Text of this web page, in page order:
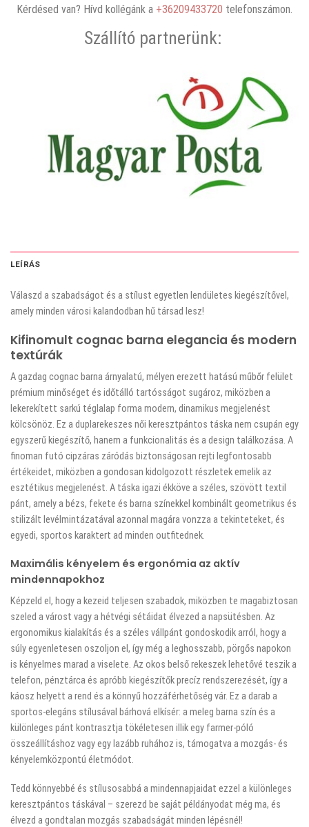
Kérdésed van? Hívd kollégánk a +36209433720 telefonszámon.
Szállító partnerünk:
LEÍRÁS
Válaszd a szabadságot és a stílust egyetlen lendületes kiegészítővel,
amely minden városi kalandodban hű társad lesz!
Kifinomult cognac barna elegancia és modern
textúrák
A gazdag cognac barna árnyalatú, mélyen erezett hatású műbőr felület
prémium minőséget és időtálló tartósságot sugároz, miközben a
lekerekített sarkú téglalap forma modern, dinamikus megjelenést
kölcsönöz. Ez a duplarekeszes női keresztpántos táska nem csupán egy
egyszerű kiegészítő, hanem a funkcionalitás és a design találkozása. A
finoman futó cipzáras záródás biztonságosan rejti legfontosabb
értékeidet, miközben a gondosan kidolgozott részletek emelik az
esztétikus megjelenést. A táska igazi ékköve a széles, szövött textil
pánt, amely a bézs, fekete és barna színekkel kombinált geometrikus és
stilizált levélmintázatával azonnal magára vonzza a tekinteteket, és
egyedi, sportos karaktert ad minden outfitednek.
Maximális kényelem és ergonómia az aktív
mindennapokhoz
Képzeld el, hogy a kezeid teljesen szabadok, miközben te magabiztosan
szeled a várost vagy a hétvégi sétáidat élvezed a napsütésben. Az
ergonomikus kialakítás és a széles vállpánt gondoskodik arról, hogy a
súly egyenletesen oszoljon el, így még a leghosszabb, pörgős napokon
is kényelmes marad a viselete. Az okos belső rekeszek lehetővé teszik a
telefon, pénztárca és apróbb kiegészítők precíz rendszerezését, így a
káosz helyett a rend és a könnyű hozzáférhetőség vár. Ez a darab a
sportos-elegáns stílusával bárhová elkísér: a meleg barna szín és a
különleges pánt kontrasztja tökéletesen illik egy farmer-póló
összeállításhoz vagy egy lazább ruhához is, támogatva a mozgás- és
kényelemközpontú életmódot.
Tedd könnyebbé és stílusosabbá a mindennapjaidat ezzel a különleges
keresztpántos táskával – szerezd be saját példányodat még ma, és
élvezd a gondtalan mozgás szabadságát minden lépésnél!